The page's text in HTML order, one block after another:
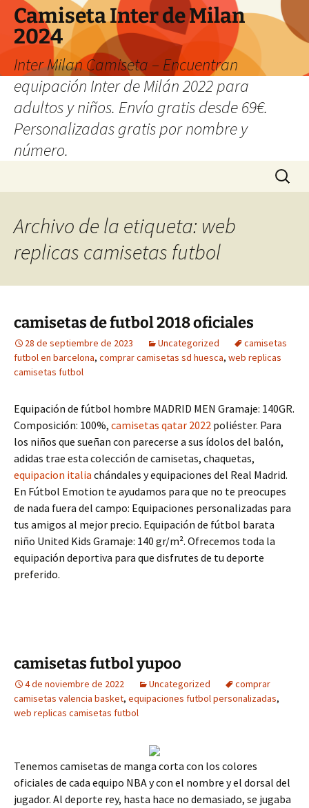
Camiseta Inter de Milan
2024
Inter Milan Camiseta – Encuentran
equipación Inter de Milán 2022 para
adultos y niños. Envío gratis desde 69€.
Personalizadas gratis por nombre y
número.
Buscar:
Archivo de la etiqueta: web
replicas camisetas futbol
camisetas de futbol 2018 oficiales
28 de septiembre de 2023 Uncategorized
camisetas
futbol en barcelona, comprar camisetas sd huesca, web replicas
camisetas futbol
Equipación de fútbol hombre MADRID MEN Gramaje: 140GR.
Composición: 100%, camisetas qatar 2022 poliéster. Para
los niños que sueñan con parecerse a sus ídolos del balón,
adidas trae esta colección de camisetas, chaquetas,
equipacion italia chándales y equipaciones del Real Madrid.
En Fútbol Emotion te ayudamos para que no te preocupes
de nada fuera del campo: Equipaciones personalizadas para
tus amigos al mejor precio. Equipación de fútbol barata
niño United Kids Gramaje: 140 gr/m². Ofrecemos toda la
equipación deportiva para que disfrutes de tu deporte
preferido.
camisetas futbol yupoo
4 de noviembre de 2022 Uncategorized
comprar
camisetas valencia basket, equipaciones futbol personalizadas,
web replicas camisetas futbol
Tenemos camisetas de manga corta con los colores
oficiales de cada equipo NBA y con el nombre y el dorsal del
jugador. Al deporte rey, hasta hace no demasiado, se jugaba